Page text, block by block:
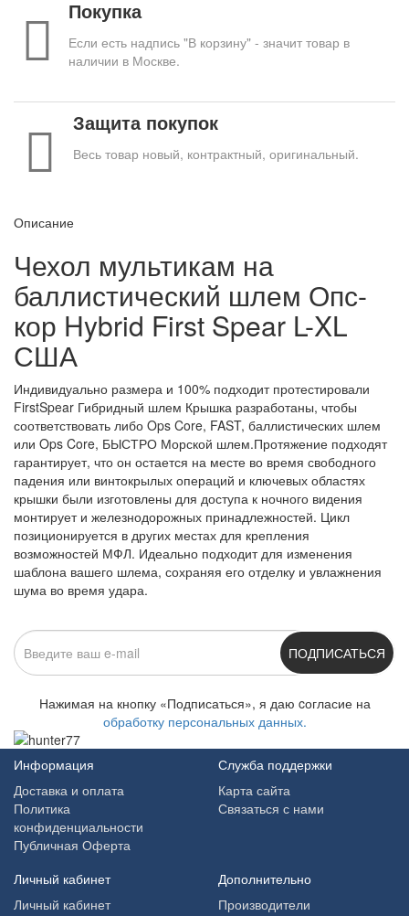
Покупка
Если есть надпись "В корзину" - значит товар в
наличии в Москве.
Защита покупок
Весь товар новый, контрактный, оригинальный.
Описание
Чехол мультикам на
баллистический шлем Опс-
кор Hybrid First Spear L-XL
США
Индивидуально размера и 100% подходит протестировали
FirstSpear Гибридный шлем Крышка разработаны, чтобы
соответствовать либо Ops Core, FAST, баллистических шлем
или Ops Core, БЫСТРО Морской шлем.Протяжение подходят
гарантирует, что он остается на месте во время свободного
падения или винтокрылых операций и ключевых областях
крышки были изготовлены для доступа к ночного видения
монтирует и железнодорожных принадлежностей. Цикл
позиционируется в других местах для крепления
возможностей МФЛ. Идеально подходит для изменения
шаблона вашего шлема, сохраняя его отделку и увлажнения
шума во время удара.
ПОДПИСАТЬСЯ
Нажимая на кнопку «Подписаться», я даю cогласие на
обработку персональных данных.
Информация
Доставка и оплата
Политика
конфиденциальности
Публичная Оферта
Служба поддержки
Карта сайта
Связаться с нами
Личный кабинет
Личный кабинет
Дополнительно
Производители